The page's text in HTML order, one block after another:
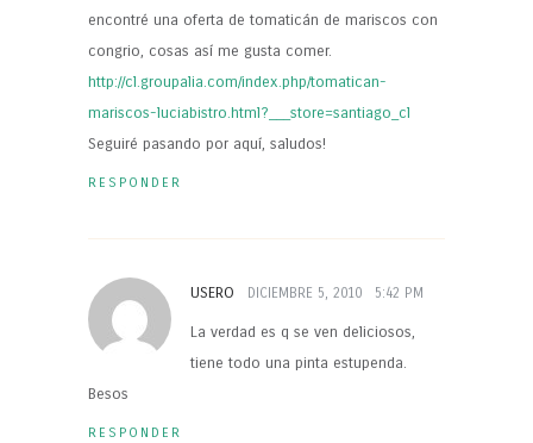
encontré una oferta de tomaticán de mariscos con
congrio, cosas así me gusta comer.
http://cl.groupalia.com/index.php/tomatican-
mariscos-luciabistro.html?___store=santiago_cl
Seguiré pasando por aquí, saludos!
RESPONDER
USERO DICIEMBRE 5, 2010 5:42 PM
La verdad es q se ven deliciosos,
tiene todo una pinta estupenda.
Besos
RESPONDER